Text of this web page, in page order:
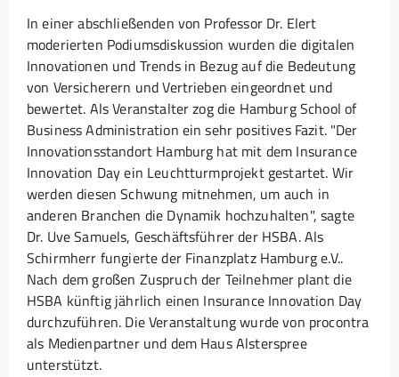
In einer abschließenden von Professor Dr. Elert
moderierten Podiumsdiskussion wurden die digitalen
Innovationen und Trends in Bezug auf die Bedeutung
von Versicherern und Vertrieben eingeordnet und
bewertet. Als Veranstalter zog die Hamburg School of
Business Administration ein sehr positives Fazit. "Der
Innovationsstandort Hamburg hat mit dem Insurance
Innovation Day ein Leuchtturmprojekt gestartet. Wir
werden diesen Schwung mitnehmen, um auch in
anderen Branchen die Dynamik hochzuhalten", sagte
Dr. Uve Samuels, Geschäftsführer der HSBA. Als
Schirmherr fungierte der Finanzplatz Hamburg e.V..
Nach dem großen Zuspruch der Teilnehmer plant die
HSBA künftig jährlich einen Insurance Innovation Day
durchzuführen. Die Veranstaltung wurde von procontra
als Medienpartner und dem Haus Alsterspree
unterstützt.